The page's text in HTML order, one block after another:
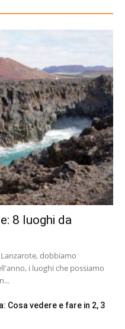
8 luoghi da
dobbiamo
i luoghi che possiamo
Cosa vedere e fare in 2, 3